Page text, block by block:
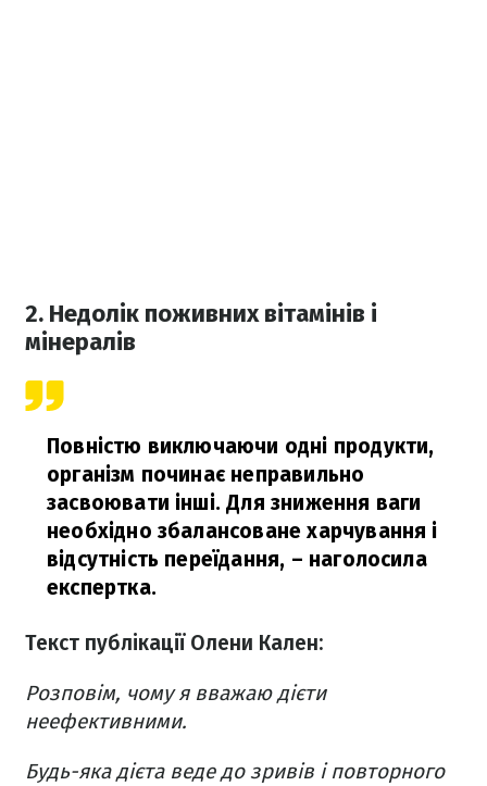
2. Недолік поживних вітамінів і
мінералів
Повністю виключаючи одні продукти,
організм починає неправильно
засвоювати інші. Для зниження ваги
необхідно збалансоване харчування і
відсутність переїдання, – наголосила
експертка.
Текст публікації Олени Кален:
Розповім, чому я вважаю дієти
неефективними.
Будь-яка дієта веде до зривів і повторного